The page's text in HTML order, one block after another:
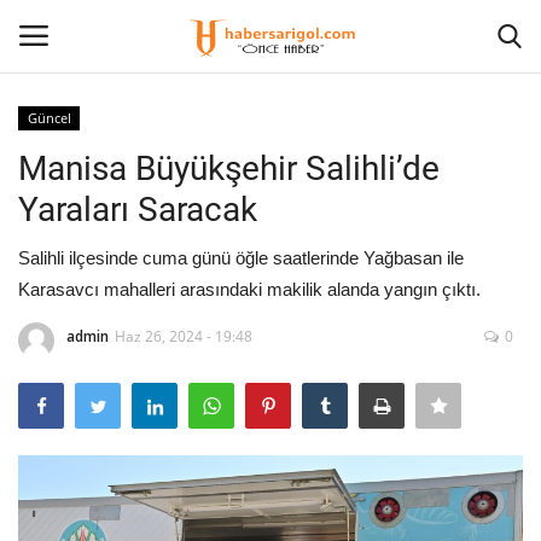
Anasayfa
İletişim
Siyaset
Sağlık
Kültür Sanat
Güncel
Güncel
Manisa Büyükşehir Salihli’de
Yaraları Saracak
Salihli ilçesinde cuma günü öğle saatlerinde Yağbasan ile
Karasavcı mahalleri arasındaki makilik alanda yangın çıktı.
admin Haz 26, 2024 - 19:48 0